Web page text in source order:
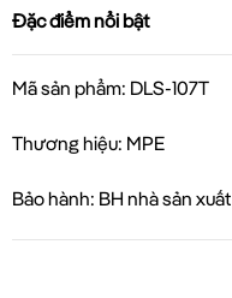
Đặc điểm nổi bật
Mã sản phẩm: DLS-107T
Thương hiệu: MPE
Bảo hành: BH nhà sản xuất